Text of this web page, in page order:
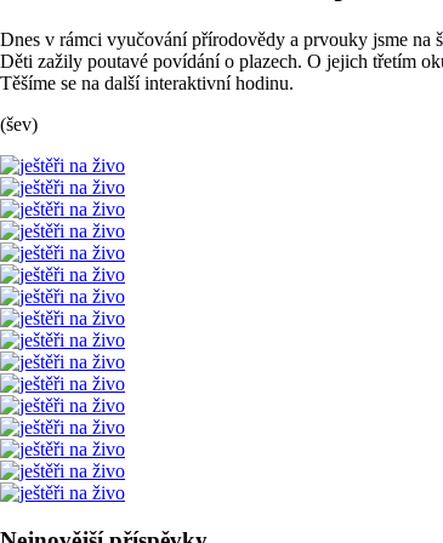
Dnes v rámci vyučování přírodovědy a prvouky jsme
Děti zažily poutavé povídání o plazech. O jejich třetím
Těšíme se na další interaktivní hodinu.
(šev)